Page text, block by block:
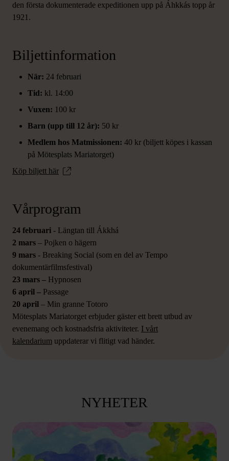
den första dokumenterade expeditionen upp på Áhkkás topp år
1921.
Biljettinformation
När: 24 februari
Tid: kl. 14:00
Vuxen: 100 kr
Barn (upp till 12 år): 50 kr
Medlem hos Matmissionen: 40 kr (biljett köpes i kassan
på Mötesplats Mariatorget)
Köp biljett här
Vårprogram
24 februari - Längtan till Ákkhá
2 mars – Pojken o hägern
9 mars - Breaking Social (som en del av Tempo
dokumentärfilmsfestival)
23 mars – Hypnosen
6 april – Passage
20 april – Min granne Totoro
Mötesplats Mariatorget erbjuder gäster ett brett utbud av
evenemang och kostnadsfria aktiviteter. I vårt
kalendarium uppdaterar vi flitigt vad händer.
NYHETER